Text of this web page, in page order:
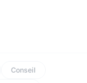
Conseil